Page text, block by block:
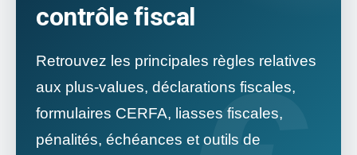
contrôle fiscal
Retrouvez les principales règles relatives
aux plus-values, déclarations fiscales,
formulaires CERFA, liasses fiscales,
pénalités, échéances et outils de